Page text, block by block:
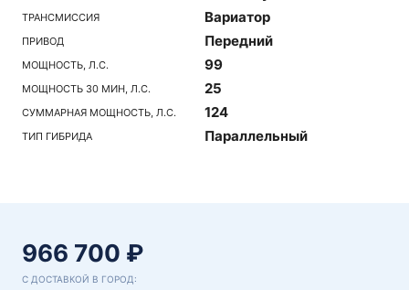
ТРАНСМИССИЯ Вариатор
ПРИВОД Передний
МОЩНОСТЬ, Л.С. 99
МОЩНОСТЬ 30 МИН, Л.С. 25
СУММАРНАЯ МОЩНОСТЬ, Л.С. 124
ТИП ГИБРИДА Параллельный
966 700 ₽
С ДОСТАВКОЙ В ГОРОД: